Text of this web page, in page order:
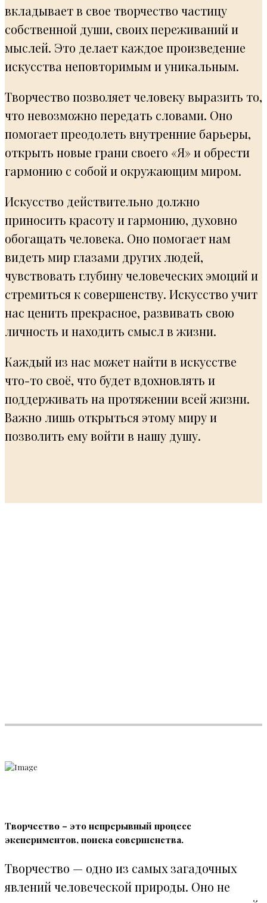
вкладывает в свое творчество частицу
собственной души, своих переживаний и
мыслей. Это делает каждое произведение
искусства неповторимым и уникальным.
Творчество позволяет человеку выразить то,
что невозможно передать словами. Оно
помогает преодолеть внутренние барьеры,
открыть новые грани своего «Я» и обрести
гармонию с собой и окружающим миром.
Искусство действительно должно
приносить красоту и гармонию, духовно
обогащать человека. Оно помогает нам
видеть мир глазами других людей,
чувствовать глубину человеческих эмоций и
стремиться к совершенству. Искусство учит
нас ценить прекрасное, развивать свою
личность и находить смысл в жизни.
Каждый из нас может найти в искусстве
что-то своё, что будет вдохновлять и
поддерживать на протяжении всей жизни.
Важно лишь открыться этому миру и
позволить ему войти в нашу душу.
Творчество – это непрерывный процесс
экспериментов, поиска совершенства.
Творчество — одно из самых загадочных
явлений человеческой природы. Оно не